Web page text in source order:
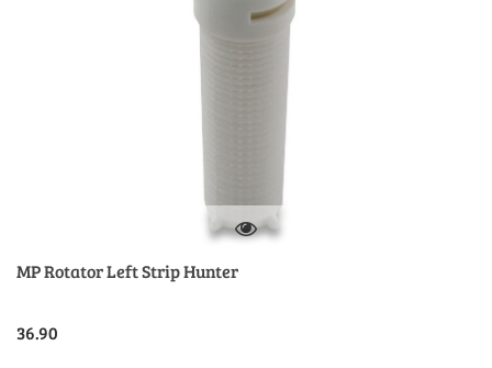
MP Rotator Left Strip Hunter
36.90